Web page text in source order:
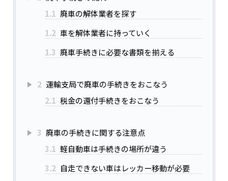
1.1 廃車の解体業者を探す
1.2 車を解体業者に持っていく
1.3 廃車手続きに必要な書類を揃える
2 運輸支局で廃車の手続きをおこなう
2.1 税金の還付手続きをおこなう
3 廃車の手続きに関する注意点
3.1 軽自動車は手続きの場所が違う
3.2 自走できない車はレッカー移動が必要